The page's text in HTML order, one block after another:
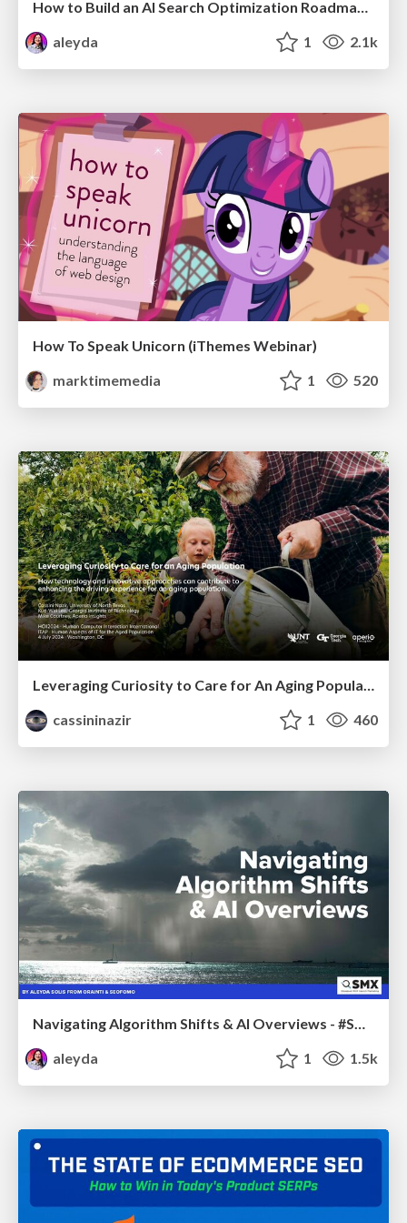
How to Build an AI Search Optimization Roadmap - Criteria and Steps to Take #SEOIRL
aleyda
1 2.1k
How To Speak Unicorn (iThemes Webinar)
marktimemedia
1 520
Leveraging Curiosity to Care for An Aging Population
cassininazir
1 460
Navigating Algorithm Shifts & AI Overviews - #SMXNext
aleyda
1 1.5k